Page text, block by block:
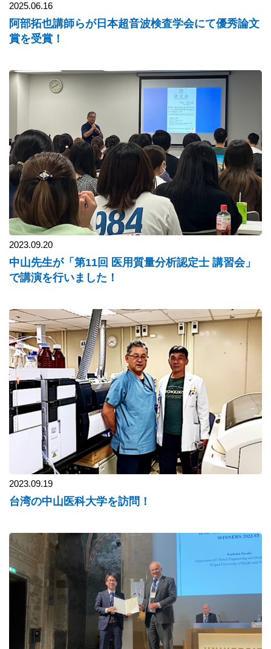
2025.06.16
阿部拓也講師らが日本超音波検査学会にて優秀論文
賞を受賞！
2023.09.20
中山先生が「第11回 医用質量分析認定士 講習会」
で講演を行いました！
2023.09.19
台湾の中山医科大学を訪問！